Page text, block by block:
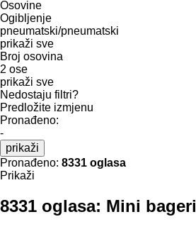
Osovine
Ogibljenje
pneumatski/pneumatski
prikaži sve
Broj osovina
2 ose
prikaži sve
Nedostaju filtri?
Predložite izmjenu
Pronađeno:
-
prikaži
Pronađeno: 8331 oglasa
Prikaži
8331 oglasa: Mini bageri